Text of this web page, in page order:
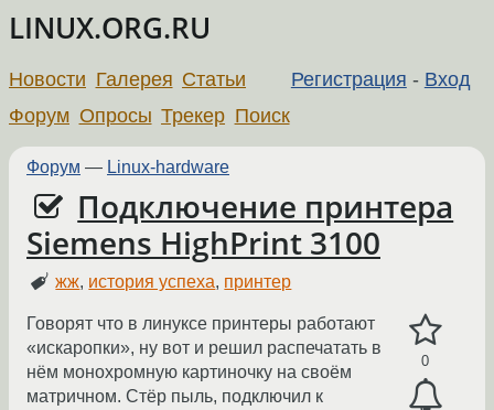
LINUX.ORG.RU
Регистрация - Вход
Новости Галерея Статьи
Форум Опросы Трекер Поиск
Форум — Linux-hardware
Подключение принтера
Siemens HighPrint 3100
жж, история успеха, принтер
0
Говорят что в линуксе принтеры работают
«искаропки», ну вот и решил распечатать в
нём монохромную картиночку на своём
матричном. Стёр пыль, подключил к